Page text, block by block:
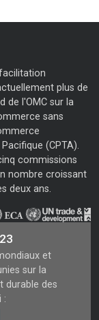
plus de
de l'OMC sur la
sans
(CPTA).
commissions
nombre croissant
deux ans.
et
sur la
durable des
: